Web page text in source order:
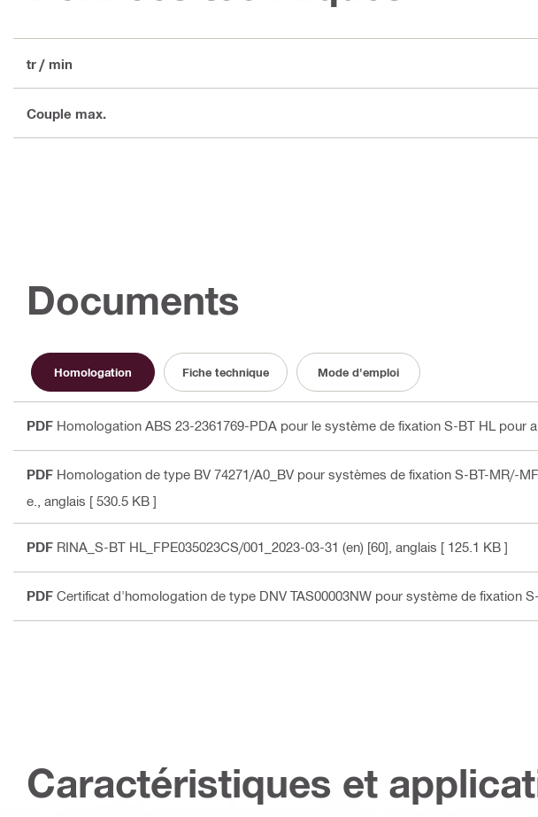
tr / min
Couple max.
Documents
Homologation Fiche technique Mode d'emploi
PDF Homologation ABS 23-2361769-PDA pour le système de fixation S-BT HL pour
PDF Homologation de type BV 74271/A0_BV pour systèmes de fixation S-BT-MR/-
e.
, anglais [ 530.5 KB ]
PDF RINA_S-BT HL_FPE035023CS/001_2023-03-31 (en) [60] , anglais [ 125.1 KB ]
PDF Certificat d'homologation de type DNV TAS00003NW pour système de fixation
Caractéristiques et